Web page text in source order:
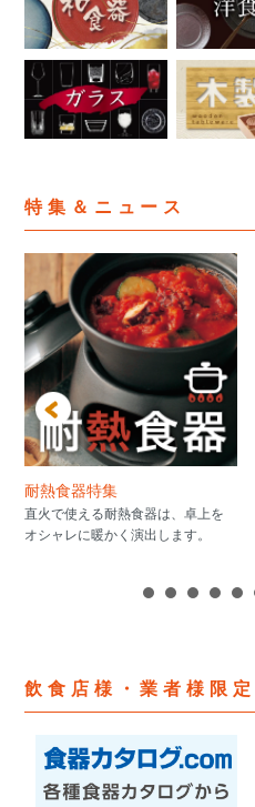
特集＆ニュース
耐熱食器特集
直火で使える耐熱食器は、卓上を
オシャレに暖かく演出します。
飲食店様・業者様限定